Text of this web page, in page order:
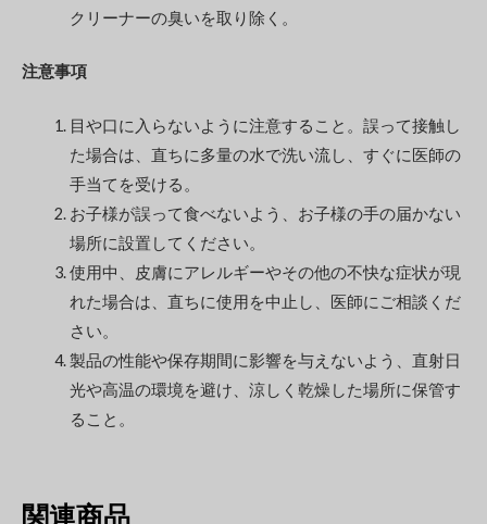
クリーナーの臭いを取り除く。
注意事項
目や口に入らないように注意すること。誤って接触し
た場合は、直ちに多量の水で洗い流し、すぐに医師の
手当てを受ける。
お子様が誤って食べないよう、お子様の手の届かない
場所に設置してください。
使用中、皮膚にアレルギーやその他の不快な症状が現
れた場合は、直ちに使用を中止し、医師にご相談くだ
さい。
製品の性能や保存期間に影響を与えないよう、直射日
光や高温の環境を避け、涼しく乾燥した場所に保管す
ること。
関連商品